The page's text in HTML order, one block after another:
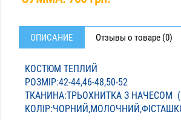
ОПИСАНИЕ Отзывы о товаре (0)
КОСТЮМ ТЕПЛИЙ
РОЗМІР:42-44,46-48,50-52
ТКАНИНА:ТРЬОХНИТКА З НАЧЕСОМ